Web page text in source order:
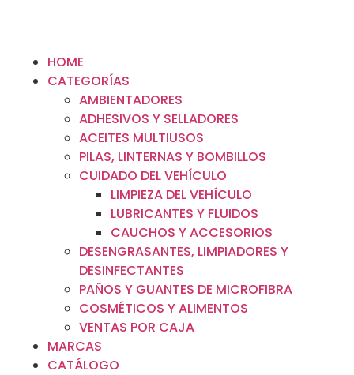
HOME
CATEGORÍAS
AMBIENTADORES
ADHESIVOS Y SELLADORES
ACEITES MULTIUSOS
PILAS, LINTERNAS Y BOMBILLOS
CUIDADO DEL VEHÍCULO
LIMPIEZA DEL VEHÍCULO
LUBRICANTES Y FLUIDOS
CAUCHOS Y ACCESORIOS
DESENGRASANTES, LIMPIADORES Y
DESINFECTANTES
PAÑOS Y GUANTES DE MICROFIBRA
COSMÉTICOS Y ALIMENTOS
VENTAS POR CAJA
MARCAS
CATÁLOGO